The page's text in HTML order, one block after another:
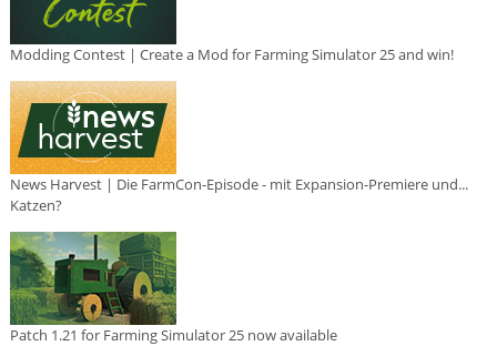
Modding Contest | Create a Mod for Farming Simulator 25 and win!
News Harvest | Die FarmCon-Episode - mit Expansion-Premiere und...
Katzen?
Patch 1.21 for Farming Simulator 25 now available